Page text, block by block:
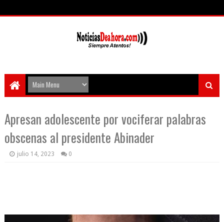
Apresan adolescente por vociferar palabras
obscenas al presidente Abinader
julio 14, 2023 0